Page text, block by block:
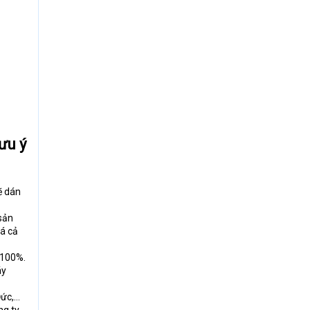
ý
dán
cả